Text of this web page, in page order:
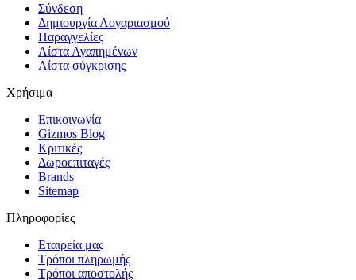
Σύνδεση
Δημιουργία Λογαριασμού
Παραγγελίες
Λίστα Αγαπημένων
Λίστα σύγκρισης
Χρήσιμα
Επικοινωνία
Gizmos Blog
Κριτικές
Δωροεπιταγές
Brands
Sitemap
Πληροφορίες
Εταιρεία μας
Τρόποι πληρωμής
Τρόποι αποστολής